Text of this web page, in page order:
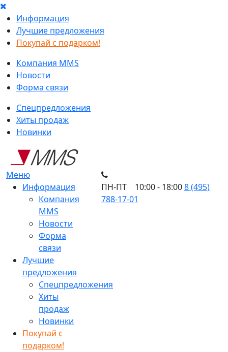
Информация
Лучшие предложения
Покупай с подарком!
Компания MMS
Новости
Форма связи
Спецпредложения
Хиты продаж
Новинки
Меню
Информация
Компания
MMS
Новости
Форма
связи
Лучшие
предложения
Спецпредложения
Хиты
продаж
Новинки
Покупай с
подарком!
ПН-ПТ 10:00 - 18:008 (495)
788-17-01